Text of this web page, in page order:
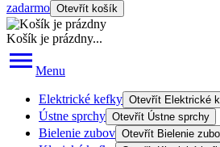
zadarmo Otevřít košík
Košík je prázdny...
Menu
Elektrické kefky Otevřít Elektrické
Ústne sprchy Otevřít Ústne sprchy
Bielenie zubov Otevřít Bielenie